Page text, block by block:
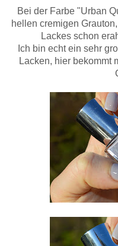
Bei der Farbe "Urban
hellen cremigen
Lackes schon
Ich bin echt ein sehr
Lacken, hier bekommt